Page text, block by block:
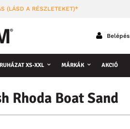
(LÁSD A RÉSZLETEKET)*
Belépés
XS-XXL MÁRKÁK AKCIÓ
Rhoda Boat Sand